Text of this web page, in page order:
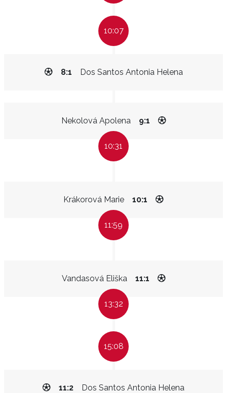
10:07
Dos Santos Antonia Helena
8:1
Nekolová Apolena 9:1
10:31
Krákorová Marie 10:1
11:59
Vandasová Eliška 11:1
13:32
15:08
Dos Santos Antonia Helena
11:2